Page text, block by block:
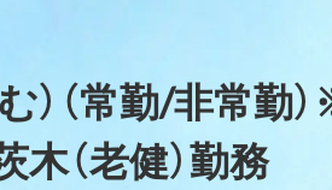
（常勤/非常勤
（老健）勤務